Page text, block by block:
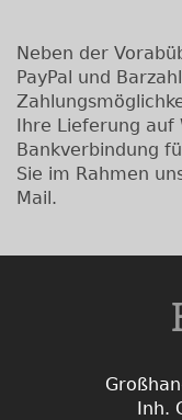
Neben der
PayPal und
Ihre Lieferung auf
Bankverbindung
Sie im Rahmen
Mail.
Inh.